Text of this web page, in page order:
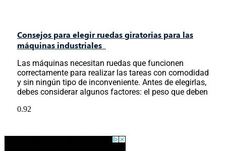
Consejos para elegir ruedas giratorias para las
máquinas industriales
Las máquinas necesitan ruedas que funcionen
correctamente para realizar las tareas con comodidad
y sin ningún tipo de inconveniente. Antes de elegirlas,
debes considerar algunos factores: el peso que deben